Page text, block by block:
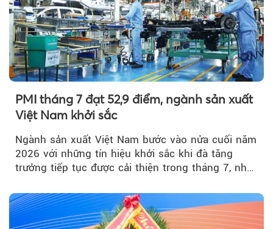
PMI tháng 7 đạt 52,9 điểm, ngành sản xuất
Việt Nam khởi sắc
Ngành sản xuất Việt Nam bước vào nửa cuối năm
2026 với những tín hiệu khởi sắc khi đà tăng
trưởng tiếp tục được cải thiện trong tháng 7, nhờ
nhiệt và niềm tin kinh doanh dần phục hồi.